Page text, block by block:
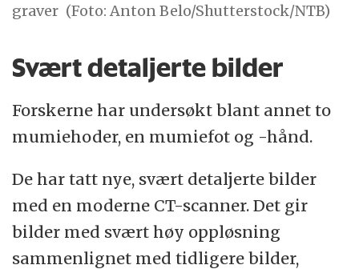
graver (Foto: Anton Belo/Shutterstock/NTB)
Svært detaljerte bilder
Forskerne har undersøkt blant annet to
mumiehoder, en mumiefot og -hånd.
De har tatt nye, svært detaljerte bilder
med en moderne CT-scanner. Det gir
bilder med svært høy oppløsning
sammenlignet med tidligere bilder,